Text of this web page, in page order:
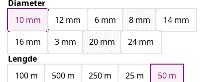
Diameter
10 mm
12 mm 6 mm 8 mm
14 mm
16 mm
3 mm 20 mm
24 mm
Lengde
100 m
500 m 250 m 25 m 50 m